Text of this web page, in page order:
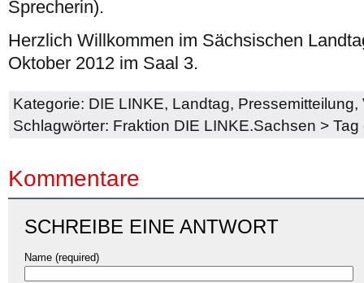
Sprecherin).
Herzlich Willkommen im Sächsischen
Oktober 2012 im Saal 3.
Kategorie: DIE LINKE, Landtag, Pressemitteilung,
Schlagwörter: Fraktion DIE LINKE.Sachsen > Tag
Kommentare
SCHREIBE EINE ANTWORT
Name (required)